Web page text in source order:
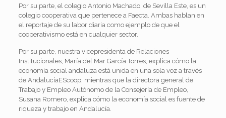
Por su parte, el colegio Antonio Machado, de Sevilla Este, es un
colegio cooperativa que pertenece a Faecta. Ambas hablan en
el reportaje de su labor diaria como ejemplo de que el
cooperativismo está en cualquier sector.
Por su parte, nuestra vicepresidenta de Relaciones
Institucionales, María del Mar García Torres, explica cómo la
economía social andaluza está unida en una sola voz a través
de AndalucíaEScoop, mientras que la directora general de
Trabajo y Empleo Autónomo de la Consejería de Empleo,
Susana Romero, explica cómo la economía social es fuente de
riqueza y trabajo en Andalucía.